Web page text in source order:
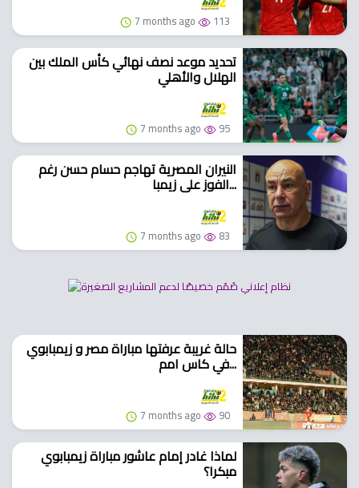
7 months ago 113
تحديد موعد نصف نهائي كأس الملك بين
الهلال والأهلي
7 months ago 95
النيران المصرية تهاجم حسام حسن رغم
الفوز على زيمبا...
7 months ago 83
حالة غريبة عرفتها مباراة مصر و زيمبابوي
في كاس امم...
7 months ago 90
لماذا غادر إمام عاشور مباراة زيمبابوي
مبكرا؟